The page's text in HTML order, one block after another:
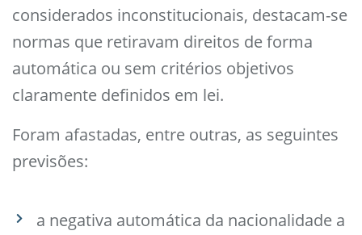
considerados inconstitucionais, destacam-se
normas que retiravam direitos de forma
automática ou sem critérios objetivos
claramente definidos em lei.
Foram afastadas, entre outras, as seguintes
previsões:
a negativa automática da nacionalidade a